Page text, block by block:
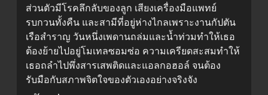
ส่วนตัวมีโรคลึกลับของลูก เสียงเครื่องมือแพทย์
รบกวนทั้งคืน และสามีที่อยู่ห่างไกลเพราะงานกัปตัน
เรือสำราญ วันหนึ่งเพดานถล่มและน้ำท่วมทำให้เธอ
ต้องย้ายไปอยู่โมเทลซอมซ่อ ความเครียดสะสมทำให้
เธอถลำไปพึ่งสารเสพติดและแอลกอฮอล์ จนต้อง
รับมือกับสภาพจิตใจของตัวเองอย่างจริงจัง